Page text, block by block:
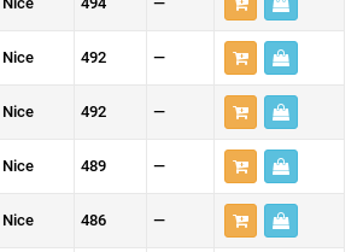
Nice 492 —
Nice 492 —
Nice 489 —
Nice 486 —